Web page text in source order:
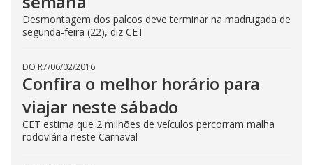
Desmontagem dos palcos deve terminar na madrugada de
segunda-feira (22), diz CET
DO R7/06/02/2016
Confira o melhor horário para
viajar neste sábado
CET estima que 2 milhões de veículos percorram malha
rodoviária neste Carnaval